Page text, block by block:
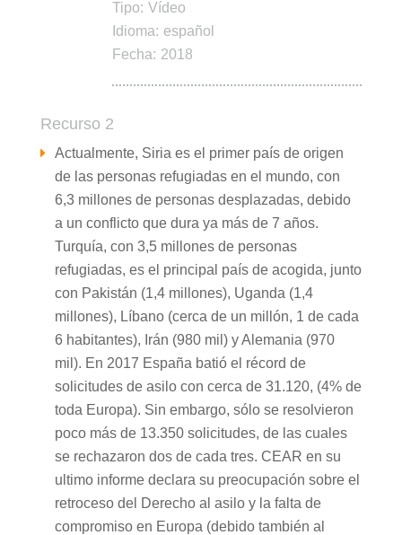
Tipo: Vídeo
Idioma: español
Fecha: 2018
Recurso 2
Actualmente, Siria es el primer país de origen
de las personas refugiadas en el mundo, con
6,3 millones de personas desplazadas, debido
a un conflicto que dura ya más de 7 años.
Turquía, con 3,5 millones de personas
refugiadas, es el principal país de acogida, junto
con Pakistán (1,4 millones), Uganda (1,4
millones), Líbano (cerca de un millón, 1 de cada
6 habitantes), Irán (980 mil) y Alemania (970
mil). En 2017 España batió el récord de
solicitudes de asilo con cerca de 31.120, (4% de
toda Europa). Sin embargo, sólo se resolvieron
poco más de 13.350 solicitudes, de las cuales
se rechazaron dos de cada tres. CEAR en su
ultimo informe declara su preocupación sobre el
retroceso del Derecho al asilo y la falta de
compromiso en Europa (debido también al